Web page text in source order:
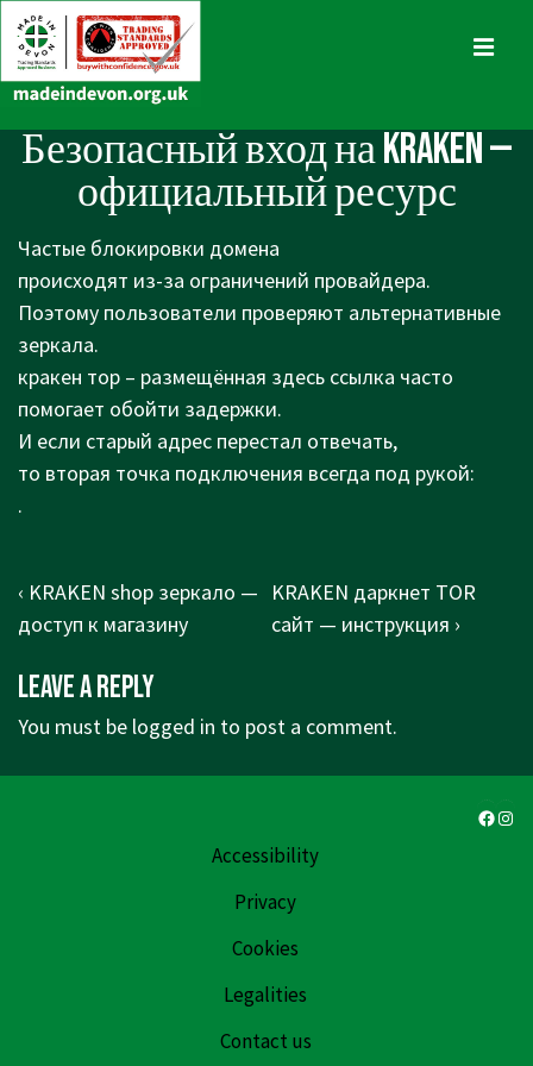
Skip
to
Content
Main
Navigation
Безопасный вход на KRAKEN —
официальный ресурс
Частые блокировки домена
происходят из-за ограничений провайдера.
Поэтому пользователи проверяют альтернативные
зеркала.
кракен тор – размещённая здесь ссылка часто
помогает обойти задержки.
И если старый адрес перестал отвечать,
то вторая точка подключения всегда под рукой:
.
Post
navigation
Previous
Post
‹ KRAKEN shop зеркало —
доступ к магазину
Next
Post
KRAKEN даркнет TOR
сайт — инструкция ›
Leave a Reply
You must be logged in to post a comment.
Accessibility
Privacy
Cookies
Legalities
Contact us